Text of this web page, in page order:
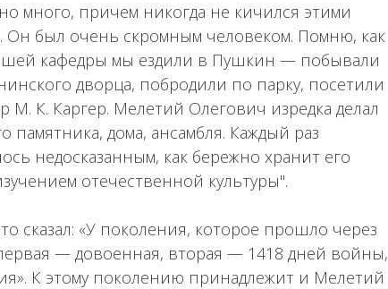
много, причем никогда не кичился этими
Он был очень скромным человеком. Помню, как
кафедры мы ездили в Пушкин — побывали
дворца, побродили по парку, посетили
М. К. Каргер. Мелетий Олегович изредка делал
памятника, дома, ансамбля. Каждый раз
недосказанным, как бережно хранит его
отечественной культуры".
сказал: «У поколения, которое прошло через
— довоенная, вторая — 1418 дней войны,
К этому поколению принадлежит и Мелетий